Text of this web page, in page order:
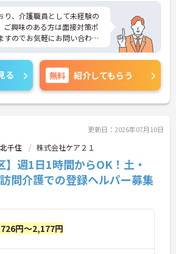
り、介護職員として未経験の
ご興味のある方は面接対策ポ
すのでお気軽にお問い合わせ
る 無料 紹介してもらう
更新日：2026年07月10日
千住 株式会社ケア２１
】週1日1時間からOK！土・
問介護での登録ヘルパー募集
円～2,177円